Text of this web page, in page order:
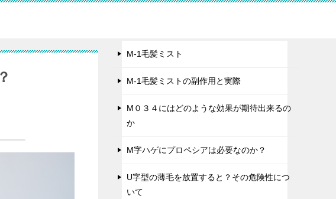
M-1毛髪ミスト
M-1毛髪ミストの副作用と実際
M０３４にはどのような効果が期待出来るの
か
M字ハゲにプロペシアは必要なのか？
U字型の薄毛を放置すると？その危険性につ
いて